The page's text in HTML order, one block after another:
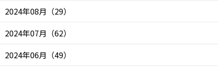
2024年08月 （29）
2024年07月 （62）
2024年06月 （49）